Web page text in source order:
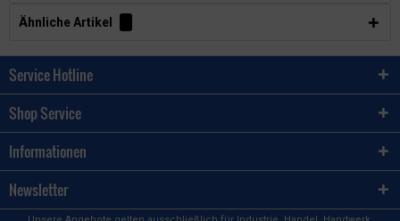
Ähnliche Artikel
Service Hotline
Shop Service
Informationen
Newsletter